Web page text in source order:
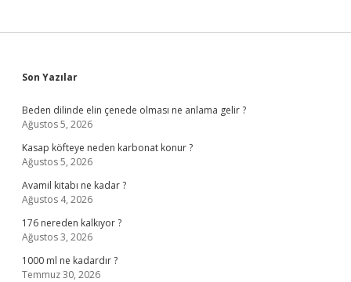
Sidebar
Son Yazılar
Beden dilinde elin çenede olması ne anlama gelir ?
Ağustos 5, 2026
Kasap köfteye neden karbonat konur ?
Ağustos 5, 2026
Avamil kitabı ne kadar ?
Ağustos 4, 2026
176 nereden kalkıyor ?
Ağustos 3, 2026
1000 ml ne kadardır ?
Temmuz 30, 2026